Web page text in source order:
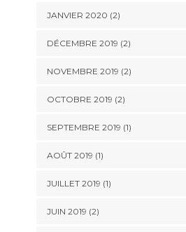
JANVIER 2020 (2)
DÉCEMBRE 2019 (2)
NOVEMBRE 2019 (2)
OCTOBRE 2019 (2)
SEPTEMBRE 2019 (1)
AOÛT 2019 (1)
JUILLET 2019 (1)
JUIN 2019 (2)